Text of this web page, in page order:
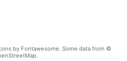
by Fontawesome. Some data from ©